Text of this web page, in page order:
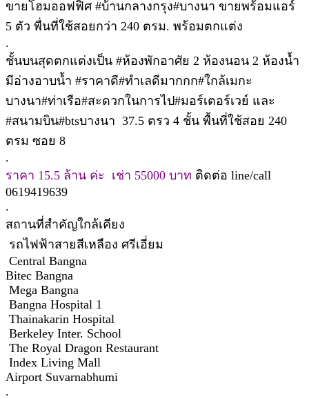
ขายโฮมออฟฟิศ #บ้านกลางกรุง#บางนา ขายพร้อมแอร์
5 ตัว พื่นที่ใช้สอยกว่า 240 ตรม. พร้อมตกแต่ง
.
ชั้นบนสุดตกแต่งเป็น #ห้องพักอาศัย 2 ห้องนอน 2 ห้องน้ำ
มีอ่างอาบน้ำ #ราคาดี#ทำเลดีมากกก#ใกล้เมกะ
บางนา#ท่าเรือ#สะดวกในการไป#มอร์เตอร์เวย์ และ
#สนามบิน#btsบางนา 37.5 ตรว 4 ชั้น พื้นที่ใช้สอย 240
ตรม ซอย 8
.
ราคา 15.5 ล้าน ค่ะ เช่า 55000 บาท ติดต่อ line/call
0619419639
.
สถานที่สำคัญใกล้เคียง
รถไฟฟ้าสายสีเหลือง ศรีเอี่ยม
Central Bangna
Bitec Bangna
Mega Bangna
Bangna Hospital 1
Thainakarin Hospital
Berkeley Inter. School
The Royal Dragon Restaurant
Index Living Mall
Airport Suvarnabhumi
.